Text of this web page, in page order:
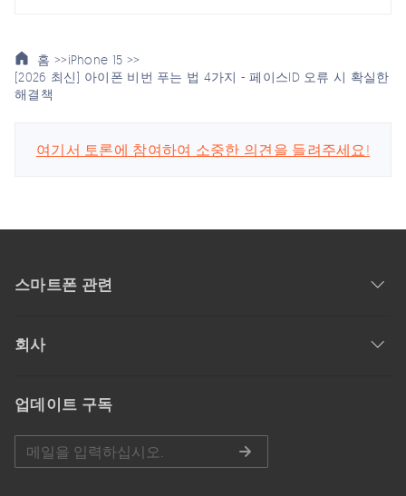
홈 >>iPhone 15 >>
[2026 최신] 아이폰 비번 푸는 법 4가지 - 페이스ID 오류 시 확실한
해결책
여기서 토론에 참여하여 소중한 의견을 들려주세요!
스마트폰 관련
회사
업데이트 구독